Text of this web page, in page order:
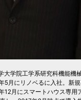
大学院工学系研究科機能機
5月にリノベるに入社。新
12月にスマートハウス専用